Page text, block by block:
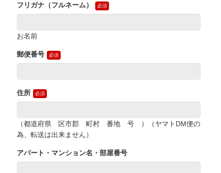
フリガナ（フルネーム）
お名前
郵便番号
住所
（都道府県 区市郡 町村 番地 号 ）（ヤマトDM便の
為、転送は出来ません）
アパート・マンション名・部屋番号